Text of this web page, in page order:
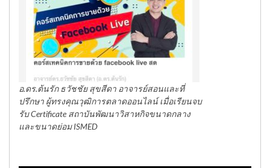
อ.ดร.ต้นรัก ธวัชชัย สุขสีดา อาจารย์สอนและที่
ปรึกษา ผู้ทรงคุณวุฒิการตลาดออนไลน์ เมื่อเรียนจบ
รับ Certificate สถาบันพัฒนาวิสาหกิจขนาดกลาง
และขนาดย่อม ISMED